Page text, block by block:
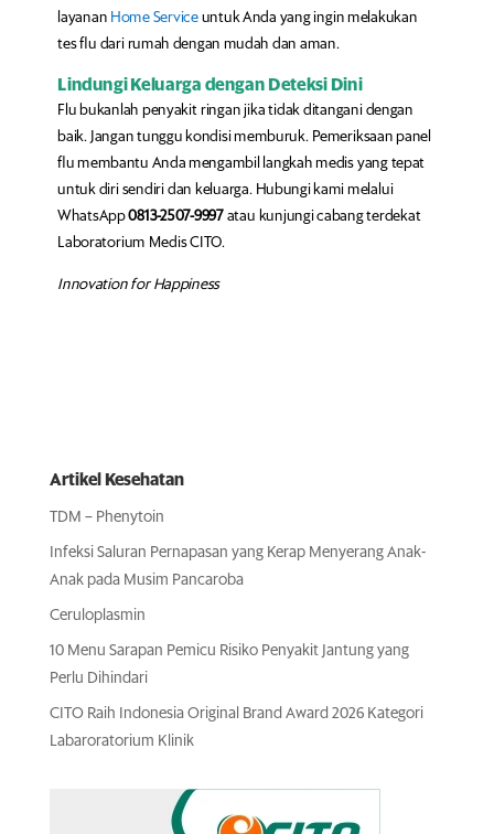
layanan Home Serviceuntuk Anda yang ingin melakukan
tes flu dari rumah dengan mudah dan aman.
Lindungi Keluarga dengan Deteksi Dini
Flu bukanlah penyakit ringan jika tidak ditangani dengan
baik. Jangan tunggu kondisi memburuk. Pemeriksaan panel
flu membantu Anda mengambil langkah medis yang tepat
untuk diri sendiri dan keluarga. Hubungi kami melalui
WhatsApp0813-2507-9997atau kunjungi cabang terdekat
Laboratorium Medis CITO.
Innovation for Happiness
Artikel Kesehatan
TDM – Phenytoin
Infeksi Saluran Pernapasan yang Kerap Menyerang Anak-
Anak pada Musim Pancaroba
Ceruloplasmin
10 Menu Sarapan Pemicu Risiko Penyakit Jantung yang
Perlu Dihindari
CITO Raih Indonesia Original Brand Award 2026 Kategori
Labaroratorium Klinik